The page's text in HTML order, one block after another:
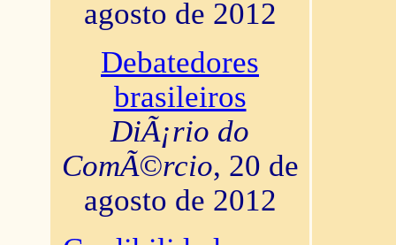
agosto de 2012
Debatedores
brasileiros
DiÃ¡rio do
ComÃ©rcio, 20 de
agosto de 2012